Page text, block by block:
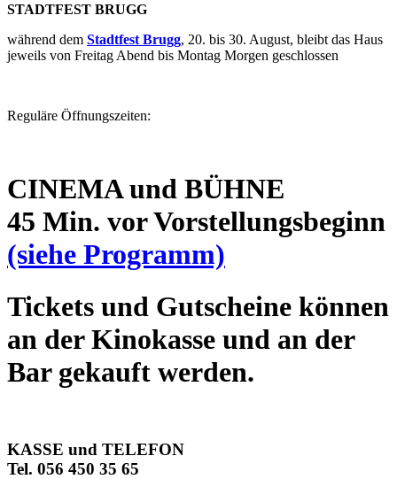
STADTFEST BRUGG
während dem Stadtfest Brugg, 20. bis 30. August, bleibt das Haus
jeweils von Freitag Abend bis Montag Morgen geschlossen
Reguläre Öffnungszeiten:
CINEMA und BÜHNE
45 Min. vor Vorstellungsbeginn
(siehe Programm)
Tickets und Gutscheine können
an der Kinokasse und an der
Bar gekauft werden.
KASSE und TELEFON
Tel. 056 450 35 65